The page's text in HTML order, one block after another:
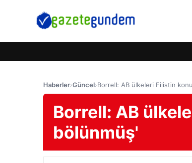
Haberler›Güncel›Borrell: AB ülkeleri Filistin
Borrell: AB
bölünmüş'